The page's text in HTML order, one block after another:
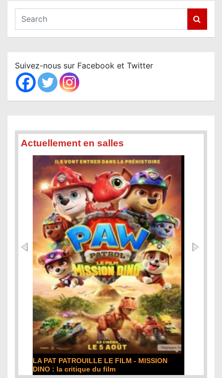
a
c
h
Suivez-nous sur Facebook et Twitter
Actuellement en salles
LA PAT PATROUILLE LE FILM - MISSION
DINO : la critique du film